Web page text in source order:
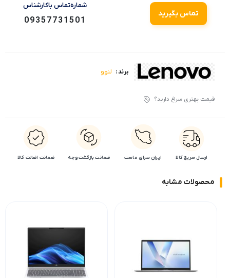
تماس بگیرید
شماره‌تماس‌ با‌کارشناس
09357731501
برند : لنوو
قیمت بهتری سراغ دارید؟
ارسال سریع کالا ایران سرای ماست ضمانت بازگشت وجه ضمانت اضالت کالا
محصولات مشابه